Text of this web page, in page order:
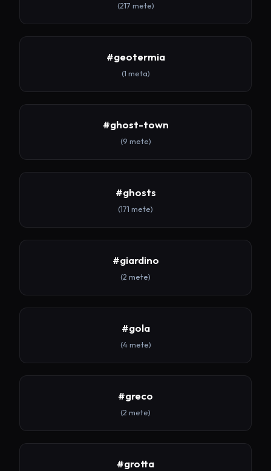
(217 mete)
#geotermia
(1 meta)
#ghost-town
(9 mete)
#ghosts
(171 mete)
#giardino
(2 mete)
#gola
(4 mete)
#greco
(2 mete)
#grotta